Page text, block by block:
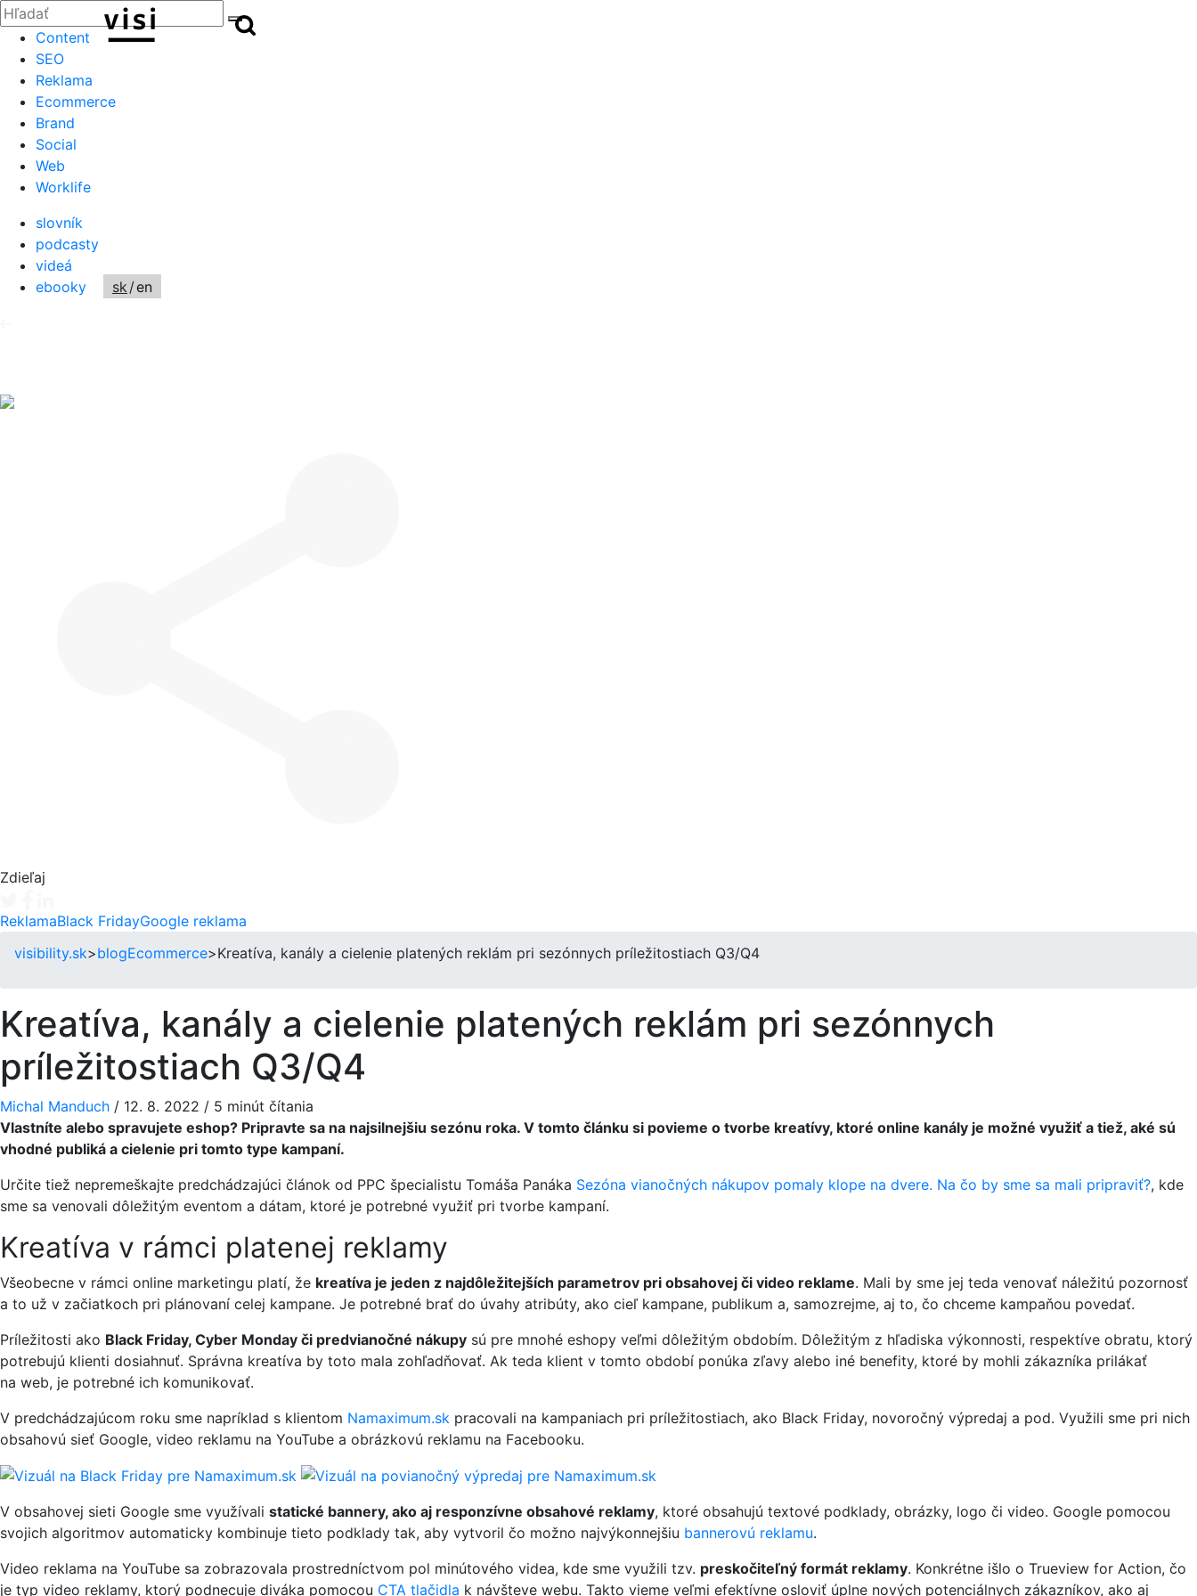
Zatvoriť
Hľadať:
Hľadať
Content
SEO
Reklama
Ecommerce
Brand
Social
Web
Worklife
slovník
podcasty
videá
ebooky
sk/en
Zdieľaj
ReklamaBlack FridayGoogle reklama
visibility.sk>blogEcommerce>Kreatíva, kanály a cielenie platených reklám pri sezónnych príležitostiach Q3/Q4
Kreatíva, kanály a cielenie platených reklám pri sezónnych
príležitostiach Q3/Q4
Michal Manduch / 12. 8. 2022 / 5 minút čítania
Vlastníte alebo spravujete eshop? Pripravte sa na najsilnejšiu sezónu roka. V tomto článku si povieme o tvorbe kreatívy, ktoré online kanály je možné využiť a tiež, aké sú
vhodné publiká a cielenie pri tomto type kampaní.
Určite tiež nepremeškajte predchádzajúci článok od PPC špecialistu Tomáša Panáka Sezóna vianočných nákupov pomaly klope na dvere. Na čo by sme sa mali pripraviť?, kde
sme sa venovali dôležitým eventom a dátam, ktoré je potrebné využiť pri tvorbe kampaní.
Kreatíva v rámci platenej reklamy
Všeobecne v rámci online marketingu platí, že kreatíva je jeden z najdôležitejších parametrov pri obsahovej či video reklame. Mali by sme jej teda venovať náležitú pozornosť
a to už v začiatkoch pri plánovaní celej kampane. Je potrebné brať do úvahy atribúty, ako cieľ kampane, publikum a, samozrejme, aj to, čo chceme kampaňou povedať.
Príležitosti ako Black Friday, Cyber Monday či predvianočné nákupy sú pre mnohé eshopy veľmi dôležitým obdobím. Dôležitým z hľadiska výkonnosti, respektíve obratu, ktorý
potrebujú klienti dosiahnuť. Správna kreatíva by toto mala zohľadňovať. Ak teda klient v tomto období ponúka zľavy alebo iné benefity, ktoré by mohli zákazníka prilákať
na web, je potrebné ich komunikovať.
V predchádzajúcom roku sme napríklad s klientom Namaximum.sk pracovali na kampaniach pri príležitostiach, ako Black Friday, novoročný výpredaj a pod. Využili sme pri nich
obsahovú sieť Google, video reklamu na YouTube a obrázkovú reklamu na Facebooku.
V obsahovej sieti Google sme využívali statické bannery, ako aj responzívne obsahové reklamy, ktoré obsahujú textové podklady, obrázky, logo či video. Google pomocou
svojich algoritmov automaticky kombinuje tieto podklady tak, aby vytvoril čo možno najvýkonnejšiu bannerovú reklamu.
Video reklama na YouTube sa zobrazovala prostredníctvom pol minútového videa, kde sme využili tzv. preskočiteľný formát reklamy. Konkrétne išlo o Trueview for Action, čo
je typ video reklamy, ktorý podnecuje diváka pomocou CTA tlačidla k návšteve webu. Takto vieme veľmi efektívne osloviť úplne nových potenciálnych zákazníkov, ako aj